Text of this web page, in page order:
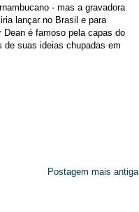
- mas a gravadora
lançar no Brasil e para
Dean é famoso pela capas do
de suas ideias chupadas em
Postagem mais antiga